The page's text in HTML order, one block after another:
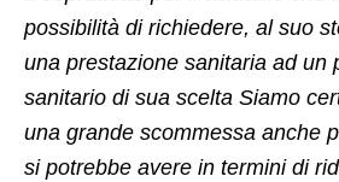
possibilità di richiedere, al suo
una prestazione sanitaria ad un
sanitario di sua scelta Siamo
una grande scommessa anche
si potrebbe avere in termini di